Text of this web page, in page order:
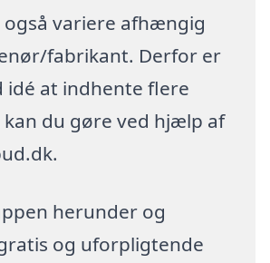
også variere afhængig
fabrikant. Derfor er
idé at indhente flere
du gøre ved hjælp af
herunder og
og uforpligtende